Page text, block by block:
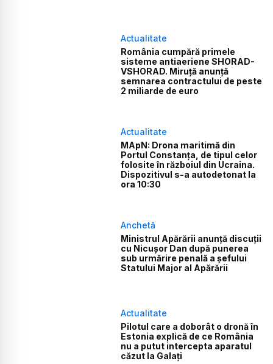
Actualitate
România cumpără primele
sisteme antiaeriene SHORAD-
VSHORAD. Miruță anunță
semnarea contractului de peste
2 miliarde de euro
Actualitate
MApN: Drona maritimă din
Portul Constanța, de tipul celor
folosite în războiul din Ucraina.
Dispozitivul s-a autodetonat la
ora 10:30
Anchetă
Ministrul Apărării anunță discuții
cu Nicușor Dan după punerea
sub urmărire penală a șefului
Statului Major al Apărării
Actualitate
Pilotul care a doborât o dronă în
Estonia explică de ce România
nu a putut intercepta aparatul
căzut la Galați